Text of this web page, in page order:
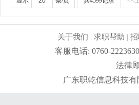
关于我们 |求职帮助 |
客服电话: 0760-
法律
广东职乾信息科技